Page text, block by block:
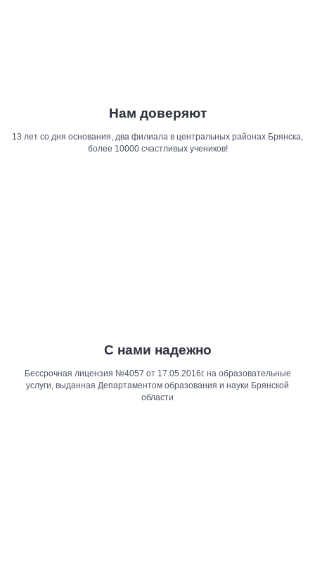
Нам доверяют
13 лет со дня основания, два филиала в центральных районах Брянска,
более 10000 счастливых учеников!
С нами надежно
Бессрочная лицензия №4057 от 17.05.2016г. на образовательные
услуги, выданная Департаментом образования и науки Брянской
области